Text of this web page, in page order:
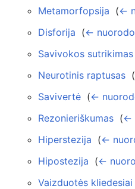
Metamorfopsija (←
Disforija (←
Savivokos sutrikimas
Neurotinis raptusas (
Savivertė (←
Rezonieriškumas (←
Hiperstezija (←
Hipostezija (←
Vaizduotės kliedesiai